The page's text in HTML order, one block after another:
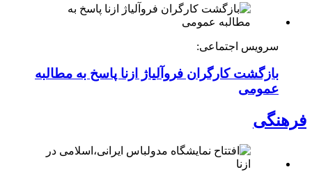
سرویس اجتماعی:
بازگشت کارگران فروآلیاژ ازنا پاسخ به مطالبه
عمومی
فرهنگی